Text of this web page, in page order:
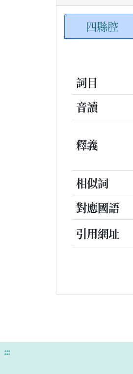
四縣腔
詞目
音讀
釋義
相似詞
對應國語
引用網址
:::